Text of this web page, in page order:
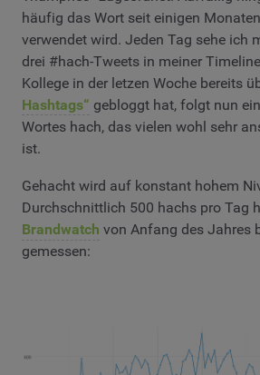
häufig das Wort seit einigen
verwendet wird. Jeden Tag sehe ich
drei #hach-Tweets in meiner
Kollege in der letzen Woche bereits
Hashtags“ gebloggt hat, folgt nun
Wortes hach, das vielen wohl sehr
ist.
Gehacht wird auf konstant hohem
Durchschnittlich 500 hachs pro Tag
Brandwatch von Anfang des Jahres
gemessen: